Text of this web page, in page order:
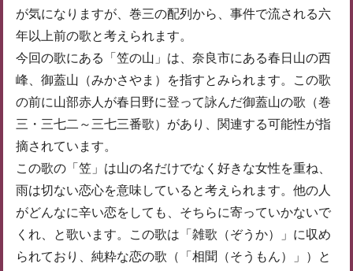
が気になりますが、巻三の配列から、事件で流される六
年以上前の歌と考えられます。
今回の歌にある「笠の山」は、奈良市にある春日山の西
峰、御蓋山（みかさやま）を指すとみられます。この歌
の前に山部赤人が春日野に登って詠んだ御蓋山の歌（巻
三・三七二～三七三番歌）があり、関連する可能性が指
摘されています。
この歌の「笠」は山の名だけでなく好きな女性を重ね、
雨は切ない恋心を意味していると考えられます。他の人
がどんなに辛い恋をしても、そちらに寄っていかないで
くれ、と歌います。この歌は「雑歌（ぞうか）」に収め
られており、純粋な恋の歌（「相聞（そうもん）」）と